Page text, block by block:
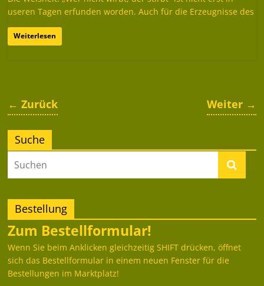
useren Tagen erfunden worden. Auch für die Erzeugnisse des
Weiterlesen
← Zurück Weiter →
Suche
Bestellung
Zum Bestellformular!
Wenn Sie beim Anklicken gleichzeitig SHIFT drücken, öffnet
sich das Bestellformular in einem neuen Fenster für die
Bestellungen im Marktplatz!